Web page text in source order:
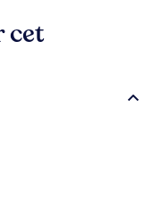
: Station Trône-Troon
à 10 min.
cet